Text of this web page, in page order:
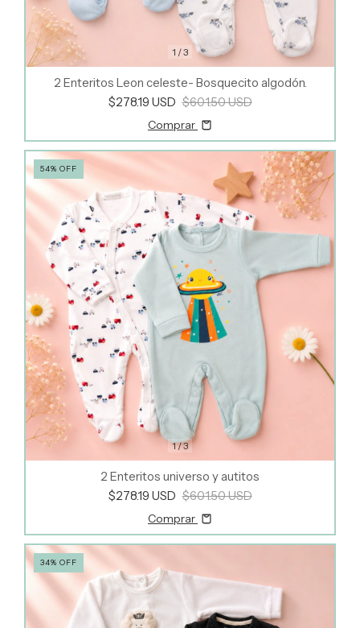
1 /3
2 Enteritos Leon celeste- Bosquecito algodón.
$278.19 USD $601.50 USD
Comprar
1/3
54% OFF
2 Enteritos universo y autitos
$278.19 USD $601.50 USD
Comprar
34% OFF